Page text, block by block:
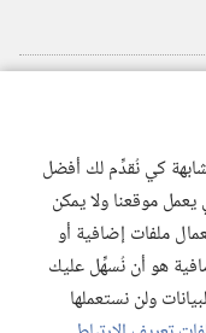
كي نُقدِّم لك أفضل
موقعنا ولا يمكن
ملفات إضافية أو
هو أن نُسهِّل عليك
ولن نستعملها